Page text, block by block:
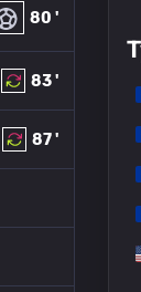
80 '
83 '
87 '